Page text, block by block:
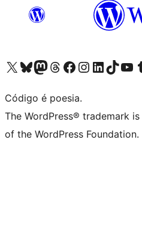
Acessar nossa conta do X (antigo Twitter)
Acessar nossa conta do Bluesky
Acessar nossa conta do Mastodon
Acessar nossa conta do Threads
Acessar nossa página do Facebook
Acessar nossa conta do
Acessar nossa conta do
Acessar nossa conta do
Acessar
Código é poesia.
The WordPress® trademark
of the WordPress Foundation.